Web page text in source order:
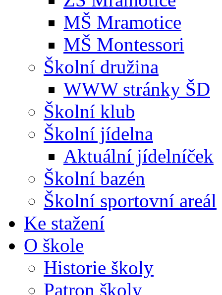
MŠ Mramotice
MŠ Montessori
Školní družina
WWW stránky ŠD
Školní klub
Školní jídelna
Aktuální jídelníček
Školní bazén
Školní sportovní areál
Ke stažení
O škole
Historie školy
Patron školy